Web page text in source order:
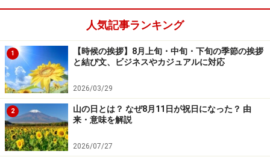
太宰府天満宮「曲水の宴」
住所：福岡県太宰府市宰府4丁目7番1号
開催日：2019年3月3日(毎年3月第1日曜日に実施)
【鳥取】もちがせ流しびな（旧暦の3月3
日）
人気記事ランキング
1
【時候の挨拶】8月上旬・中旬・下旬の季節の挨拶
と結び文、ビジネスやカジュアルに対応
2026/03/29
2
山の日とは？ なぜ8月11日が祝日になった？ 由
来・意味を解説
2026/07/27